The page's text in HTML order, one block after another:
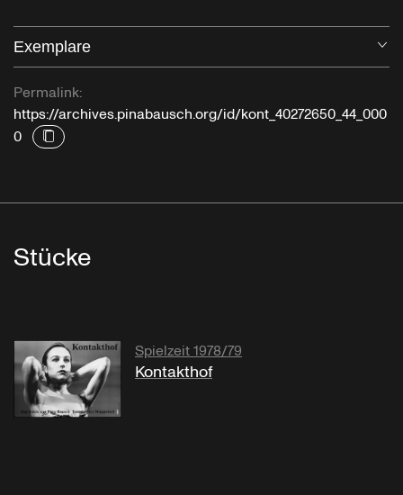
Exemplare
Permalink:
https://archives.pinabausch.org/id/kont_40272650_44_000
0
Stücke
Spielzeit 1978/79
Kontakthof